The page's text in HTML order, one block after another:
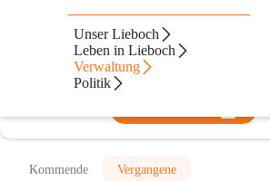
Unser Lieboch
Leben in Lieboch
Verwaltung
Politik
Musikschule Lieboch
@musikschule-lieboch
Musikschule, Verein
Kommende Vergangene